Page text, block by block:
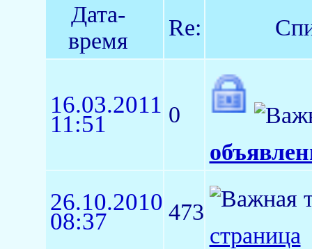
Дата-
время
Re:
16.03.2011
11:51
0
26.10.2010
08:37
473
страница